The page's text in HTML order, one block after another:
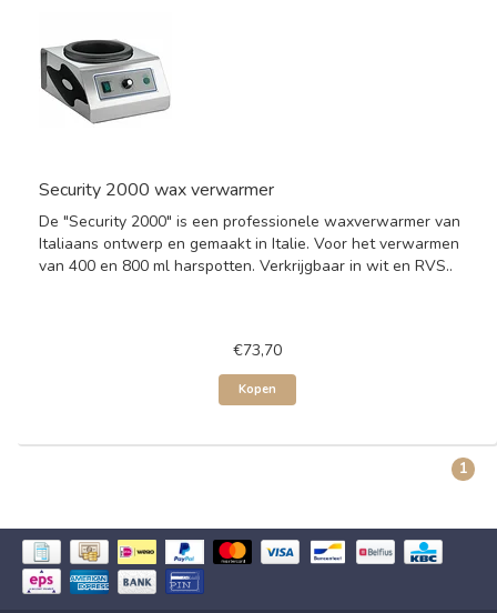
Security 2000 wax verwarmer
De "Security 2000" is een professionele waxverwarmer van
Italiaans ontwerp en gemaakt in Italie. Voor het verwarmen
van 400 en 800 ml harspotten. Verkrijgbaar in wit en RVS..
€73,70
Kopen
1